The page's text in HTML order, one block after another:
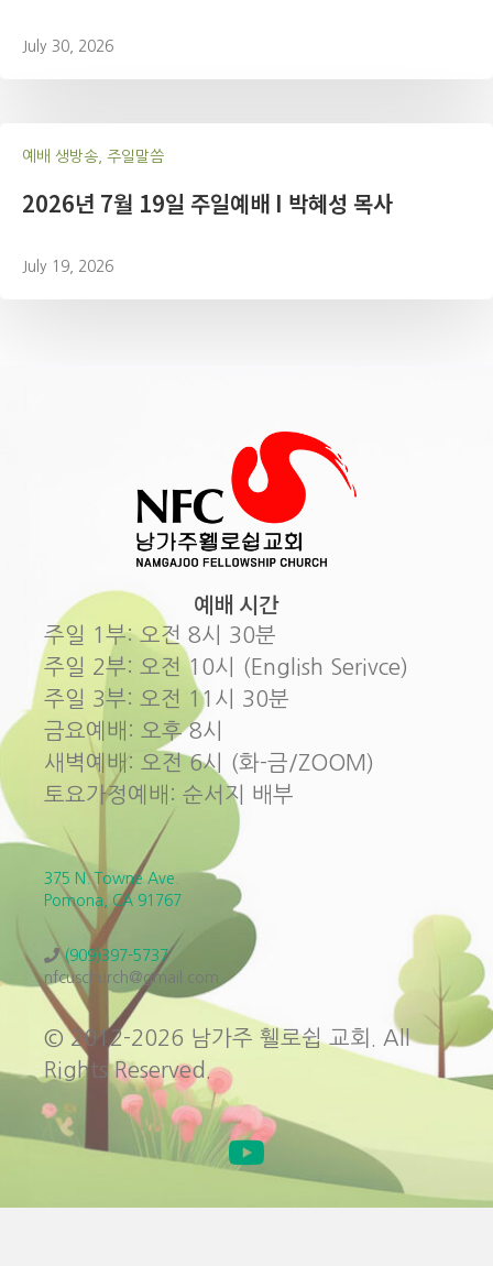
July 30, 2026
예배 생방송, 주일말씀
2026년 7월 19일 주일예배 I 박혜성 목사
July 19, 2026
예배 시간
주일 1부: 오전 8시 30분
주일 2부: 오전 10시 (English Serivce)
주일 3부: 오전 11시 30분
금요예배: 오후 8시
새벽예배: 오전 6시 (화-금/ZOOM)
토요가정예배: 순서지 배부
375 N. Towne Ave.
Pomona, CA 91767
(909)397-5737
nfcuschurch@gmail.com
© 2012-2026 남가주 휄로쉽 교회. All
Rights Reserved.